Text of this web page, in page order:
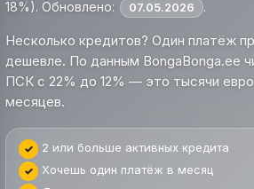
18%). Обновлено:
07.05.2026 .
Несколько кредитов? Один платёж
дешевле. По данным BongaBonga.ee
ПСК с 22% до 12% — это тысячи
месяцев.
2 или больше активных кредита
Хочешь один платёж в месяц